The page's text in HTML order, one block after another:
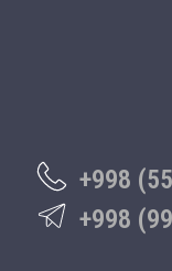
+998
+998